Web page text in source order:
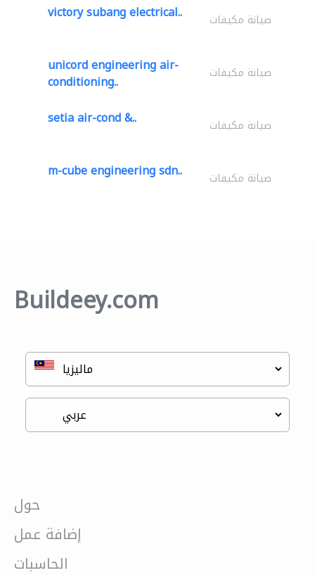
victory subang electrical.. صيانة مكيفات
unicord engineering air-
conditioning.. صيانة مكيفات
setia air-cond &.. صيانة مكيفات
m-cube engineering sdn.. صيانة مكيفات
Buildeey.com
حول
إضافة عمل
الحاسبات